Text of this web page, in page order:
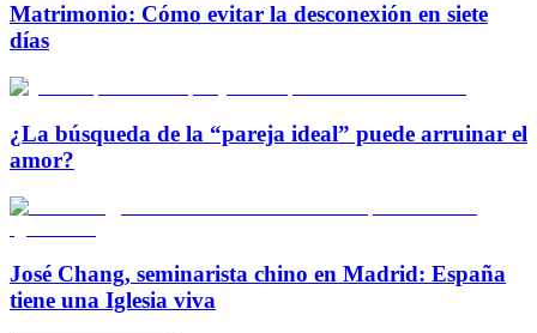
Matrimonio: Cómo evitar la desconexión en siete
días
¿La búsqueda de la “pareja ideal” puede arruinar el
amor?
José Chang, seminarista chino en Madrid: España
tiene una Iglesia viva